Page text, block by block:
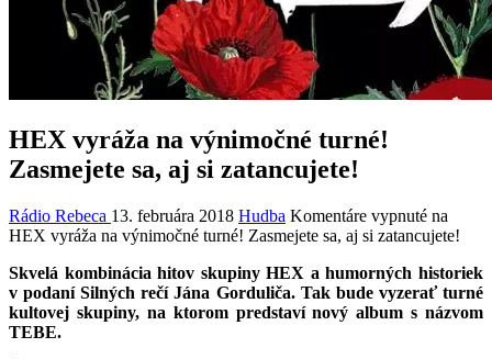
HEX vyráža na výnimočné turné!
Zasmejete sa, aj si zatancujete!
Rádio Rebeca 13. februára 2018 Hudba Komentáre vypnuté na
HEX vyráža na výnimočné turné! Zasmejete sa, aj si zatancujete!
Skvelá kombinácia hitov skupiny HEX a humorných historiek
v podaní Silných rečí Jána Gorduliča. Tak bude vyzerať turné
kultovej skupiny, na ktorom predstaví nový album s názvom
TEBE.